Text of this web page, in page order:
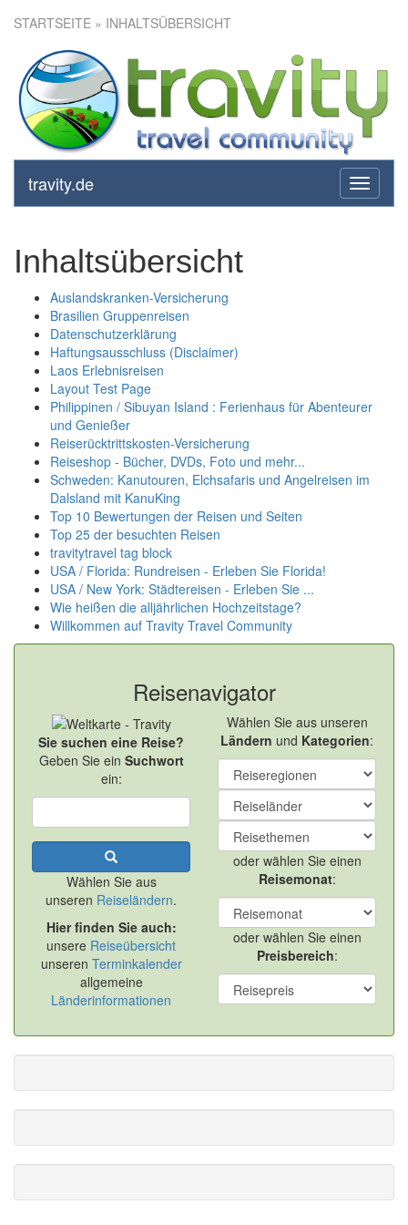
STARTSEITE » INHALTSÜBERSICHT
toggle
travity.de
Inhaltsübersicht
Auslandskranken-Versicherung
Brasilien Gruppenreisen
Datenschutzerklärung
Haftungsausschluss (Disclaimer)
Laos Erlebnisreisen
Layout Test Page
Philippinen / Sibuyan Island : Ferienhaus für Abenteurer
und Genießer
Reiserücktrittskosten-Versicherung
Reiseshop - Bücher, DVDs, Foto und mehr...
Schweden: Kanutouren, Elchsafaris und Angelreisen im
Dalsland mit KanuKing
Top 10 Bewertungen der Reisen und Seiten
Top 25 der besuchten Reisen
travitytravel tag block
USA / Florida: Rundreisen - Erleben Sie Florida!
USA / New York: Städtereisen - Erleben Sie ...
Wie heißen die alljährlichen Hochzeitstage?
Willkommen auf Travity Travel Community
Reisenavigator
Sie suchen eine Reise?
Geben Sie ein Suchwort
ein:
Wählen Sie aus
unseren Reiseländern.
Hier finden Sie auch:
unsere Reiseübersicht
unseren Terminkalender
allgemeine
Länderinformationen
Wählen Sie aus unseren
Ländern und Kategorien:
oder wählen Sie einen
Reisemonat:
oder wählen Sie einen
Preisbereich: